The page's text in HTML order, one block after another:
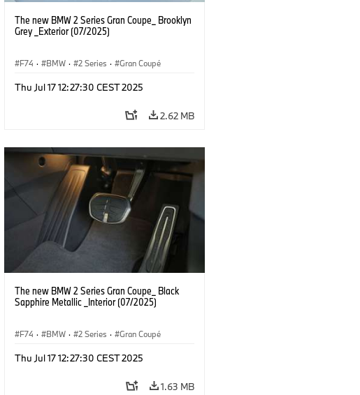
The new BMW 2 Series Gran Coupe_ Brooklyn
Grey _Exterior (07/2025)
F74 · BMW · 2 Series · Gran Coupé
Thu Jul 17 12:27:30 CEST 2025
2.62 MB
The new BMW 2 Series Gran Coupe_ Black
Sapphire Metallic _Interior (07/2025)
F74 · BMW · 2 Series · Gran Coupé
Thu Jul 17 12:27:30 CEST 2025
1.63 MB